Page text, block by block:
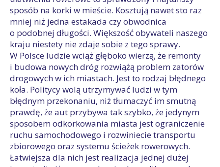
sposób na korki w mieście. Kosztują nawet sto raz
mniej niż jedna estakada czy obwodnica
o podobnej długości. Większość obywateli naszego
kraju niestety nie zdaje sobie z tego sprawy.
W Polsce ludzie wciąż głęboko wierzą, że remonty
i budowa nowych dróg rozwiążą problem zatorów
drogowych w ich miastach. Jest to rodzaj błędnego
koła. Politycy wolą utrzymywać ludzi w tym
błędnym przekonaniu, niż tłumaczyć im smutną
prawdę, że aut przybywa tak szybko, że jedynym
sposobem odkorkowania miasta jest ograniczenie
ruchu samochodowego i rozwiniecie transportu
zbiorowego oraz systemu ścieżek rowerowych.
Łatwiejsza dla nich jest realizacja jednej dużej